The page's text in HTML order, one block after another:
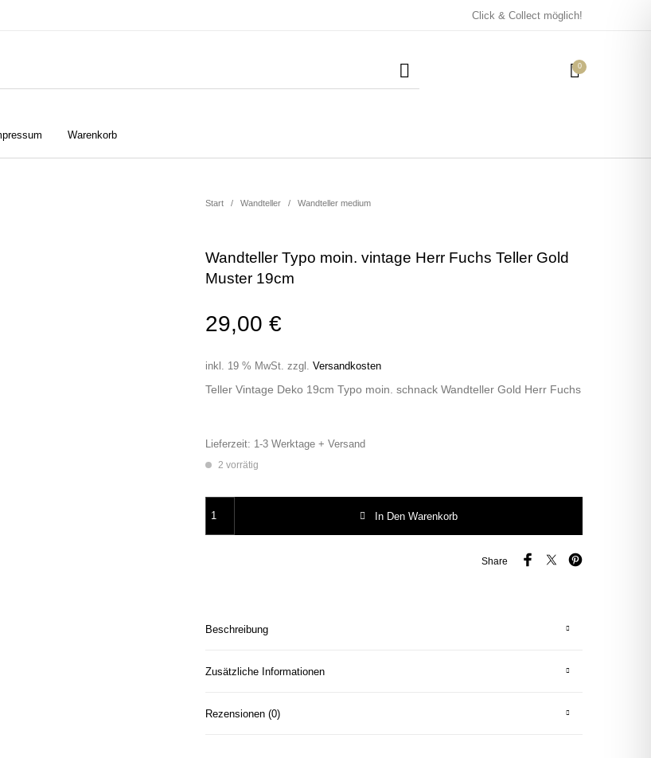
Click & Collect möglich!
0
Warenkorb
Taschen/Turnbeutel Tassen
Start / Wandteller / Wandteller medium
Wandteller Typo moin. vintage Herr Fuchs Teller Gold
Muster 19cm
29,00 €
inkl. 19 % MwSt. zzgl. Versandkosten
Teller Vintage Deko 19cm Typo moin. schnack Wandteller Gold Herr Fuchs
Lieferzeit: 1-3 Werktage + Versand
2 vorrätig
In Den Warenkorb
Share
Beschreibung
Zusätzliche Informationen
Rezensionen (0)